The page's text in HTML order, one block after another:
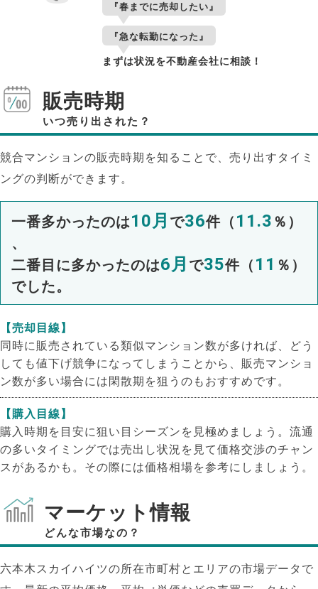
『春までに売却したい』
『急な転勤になった』
まずは状況を不動産会社に相談！
販売時期
いつ売り出された？
競合マンションの販売時期を知ることで、売り出すタイミ
ングの判断ができます。
一番多かったのは10月 で36件（ 11.3 ％）
、
二番目に多かったのは6月 で35件（ 11 ％）
でした。
【売却目線】
同時に販売されている類似マンション数が多ければ、どう
しても値下げ競争になってしまうことから、販売マンショ
ン数が多い場合には閑散期を狙うのもおすすめです。
【購入目線】
購入時期を目安に狙い目シーズンを見極めましょう。流通
の多いタイミングでは売出し状況を見て価格交渉のチャン
スがあるかも。その際には価格相場を参考にしましょう。
マーケット情報
どんな市場なの？
六本木スカイハイツの所在市町村とエリアの市場データで